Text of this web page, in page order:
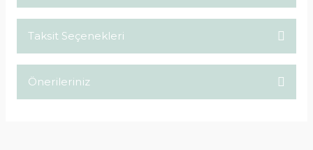
Taksit Seçenekleri
Önerileriniz